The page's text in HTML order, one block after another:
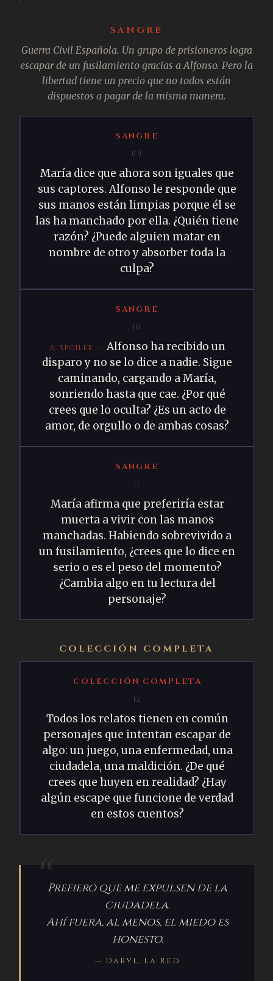
SANGRE
Guerra Civil Española. Un grupo de prisioneros logra
escapar de un fusilamiento gracias a Alfonso. Pero la
libertad tiene un precio que no todos están
dispuestos a pagar de la misma manera.
SANGRE
09
María dice que ahora son iguales que
sus captores. Alfonso le responde que
sus manos están limpias porque él se
las ha manchado por ella. ¿Quién tiene
razón? ¿Puede alguien matar en
nombre de otro y absorber toda la
culpa?
SANGRE
10
Alfonso ha recibido un
disparo y no se lo dice a nadie. Sigue
caminando, cargando a María,
sonriendo hasta que cae. ¿Por qué
crees que lo oculta? ¿Es un acto de
amor, de orgullo o de ambas cosas?
SANGRE
11
María afirma que preferiría estar
muerta a vivir con las manos
manchadas. Habiendo sobrevivido a
un fusilamiento, ¿crees que lo dice en
serio o es el peso del momento?
¿Cambia algo en tu lectura del
personaje?
COLECCIÓN COMPLETA
COLECCIÓN COMPLETA
12
Todos los relatos tienen en común
personajes que intentan escapar de
algo: un juego, una enfermedad, una
ciudadela, una maldición. ¿De qué
crees que huyen en realidad? ¿Hay
algún escape que funcione de verdad
en estos cuentos?
Prefiero que me expulsen de la
ciudadela.
Ahí fuera, al menos, el miedo es
honesto.
— Daryl, La Red